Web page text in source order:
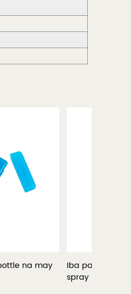
PETG) na bote ng
na card